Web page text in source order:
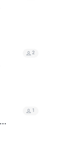
2
1